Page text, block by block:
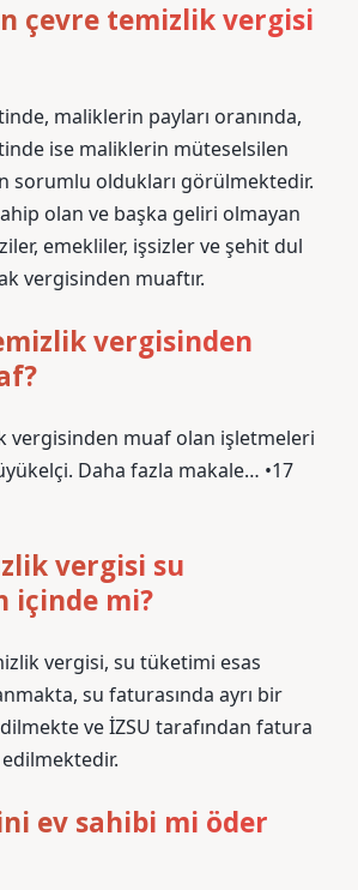
çevre temizlik vergisi
maliklerin payları oranında,
ise maliklerin müteselsilen
sorumlu oldukları görülmektedir.
olan ve başka geliri olmayan
emekliler, işsizler ve şehit dul
vergisinden muaftır.
vergisinden
vergisinden muaf olan işletmeleri
Daha fazla makale… •17
vergisi su
içinde mi?
vergisi, su tüketimi esas
su faturasında ayrı bir
ve İZSU tarafından fatura
ev sahibi mi öder